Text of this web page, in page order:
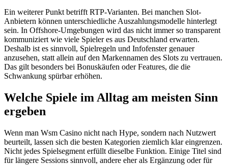
Ein weiterer Punkt betrifft RTP-Varianten. Bei manchen Slot-
Anbietern können unterschiedliche Auszahlungsmodelle hinterlegt
sein. In Offshore-Umgebungen wird das nicht immer so transparent
kommuniziert wie viele Spieler es aus Deutschland erwarten.
Deshalb ist es sinnvoll, Spielregeln und Infofenster genauer
anzusehen, statt allein auf den Markennamen des Slots zu vertrauen.
Das gilt besonders bei Bonuskäufen oder Features, die die
Schwankung spürbar erhöhen.
Welche Spiele im Alltag am meisten Sinn
ergeben
Wenn man Wsm Casino nicht nach Hype, sondern nach Nutzwert
beurteilt, lassen sich die besten Kategorien ziemlich klar eingrenzen.
Nicht jedes Spielsegment erfüllt dieselbe Funktion. Einige Titel sind
für längere Sessions sinnvoll, andere eher als Ergänzung oder für